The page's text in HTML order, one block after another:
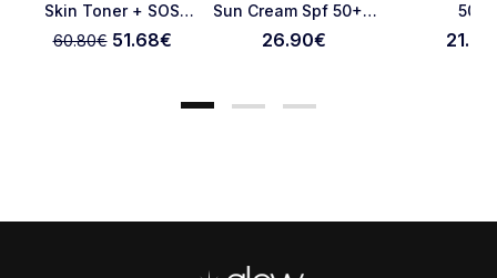
Pošaljite pregled
Skin Toner + SOS
Serum
60.80€ 51.68€
Sun Cream Spf 50+ -
50 Ml
26.90€
50ml
21.90